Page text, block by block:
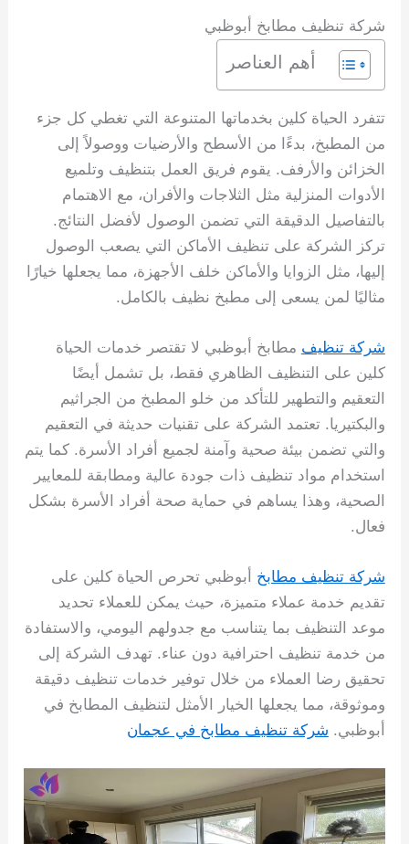
شركة تنظيف مطابخ أبوظبي
أهم العناصر
تتفرد الحياة كلين بخدماتها المتنوعة التي تغطي كل جزء
من المطبخ، بدءًا من الأسطح والأرضيات ووصولاً إلى
الخزائن والأرفف. يقوم فريق العمل بتنظيف وتلميع
الأدوات المنزلية مثل الثلاجات والأفران، مع الاهتمام
بالتفاصيل الدقيقة التي تضمن الوصول لأفضل النتائج.
تركز الشركة على تنظيف الأماكن التي يصعب الوصول
إليها، مثل الزوايا والأماكن خلف الأجهزة، مما يجعلها خيارًا
مثاليًا لمن يسعى إلى مطبخ نظيف بالكامل.
شركة تنظيف مطابخ أبوظبي لا تقتصر خدمات الحياة
كلين على التنظيف الظاهري فقط، بل تشمل أيضًا
التعقيم والتطهير للتأكد من خلو المطبخ من الجراثيم
والبكتيريا. تعتمد الشركة على تقنيات حديثة في التعقيم
والتي تضمن بيئة صحية وآمنة لجميع أفراد الأسرة. كما يتم
استخدام مواد تنظيف ذات جودة عالية ومطابقة للمعايير
الصحية، وهذا يساهم في حماية صحة أفراد الأسرة بشكل
فعال.
شركة تنظيف مطابخ أبوظبي تحرص الحياة كلين على
تقديم خدمة عملاء متميزة، حيث يمكن للعملاء تحديد
موعد التنظيف بما يتناسب مع جدولهم اليومي، والاستفادة
من خدمة تنظيف احترافية دون عناء. تهدف الشركة إلى
تحقيق رضا العملاء من خلال توفير خدمات تنظيف دقيقة
وموثوقة، مما يجعلها الخيار الأمثل لتنظيف المطابخ في
أبوظبي. شركة تنظيف مطابخ في عجمان